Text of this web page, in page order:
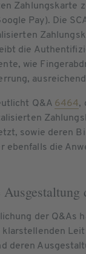
Zahlungskarte
Pay). Die
die
wie
Q&A 6464,
sowie deren
ebenfalls die
der Q&As
deren